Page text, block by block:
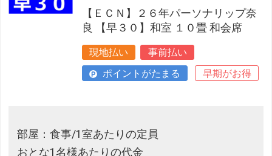
【ＥＣＮ】２６年パーソナリップ奈
良 【早３０】和室 １０畳 和会席
現地払い
事前払い
ポイントがたまる
早期がお得
部屋：食事/1室あたりの定員
おとな1名様あたりの代金